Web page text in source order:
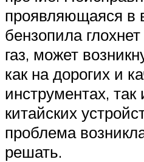
проявляющаяся в
бензопила
газ, может
как на дорогих и
инструментах,
китайских
проблема
решать.